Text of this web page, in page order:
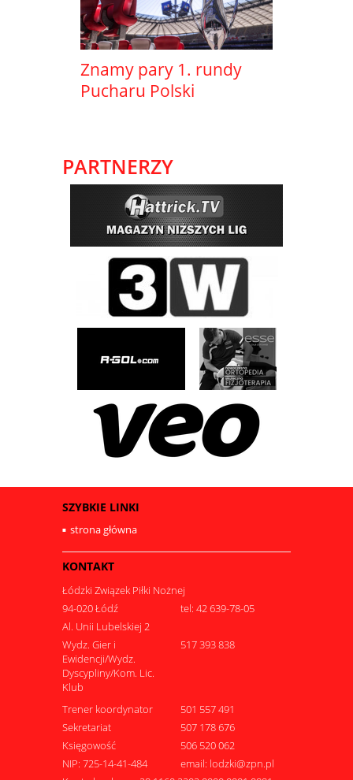
Znamy pary 1. rundy
Pucharu Polski
PARTNERZY
SZYBKIE LINKI
strona główna
KONTAKT
Łódzki Związek Piłki Nożnej
94-020 Łódź
tel: 42 639-78-05
Al. Unii Lubelskiej 2
Wydz. Gier i
Ewidencji/Wydz.
Dyscypliny/Kom. Lic.
Klub
517 393 838
Trener koordynator
501 557 491
Sekretariat
507 178 676
Księgowość
506 520 062
NIP: 725-14-41-484
email: lodzki@zpn.pl